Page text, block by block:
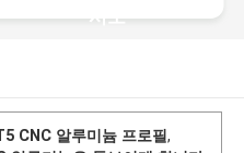
시오
CNC 알루미늄 프로필,